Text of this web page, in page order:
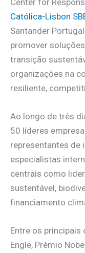
Católica-Lisbon
Santander
promover
transição
organizações na
resiliente,
Ao longo de três
50 líderes
representantes de
especialistas
centrais como
sustentável,
financiamento
Entre os principais
Engle, Prémio